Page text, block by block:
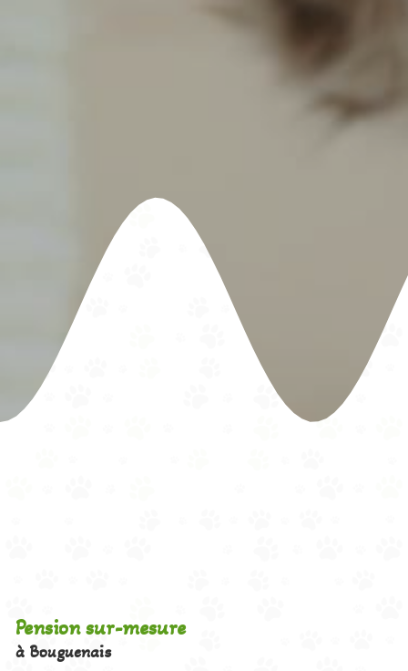
Pension sur-mesure
à Bouguenais